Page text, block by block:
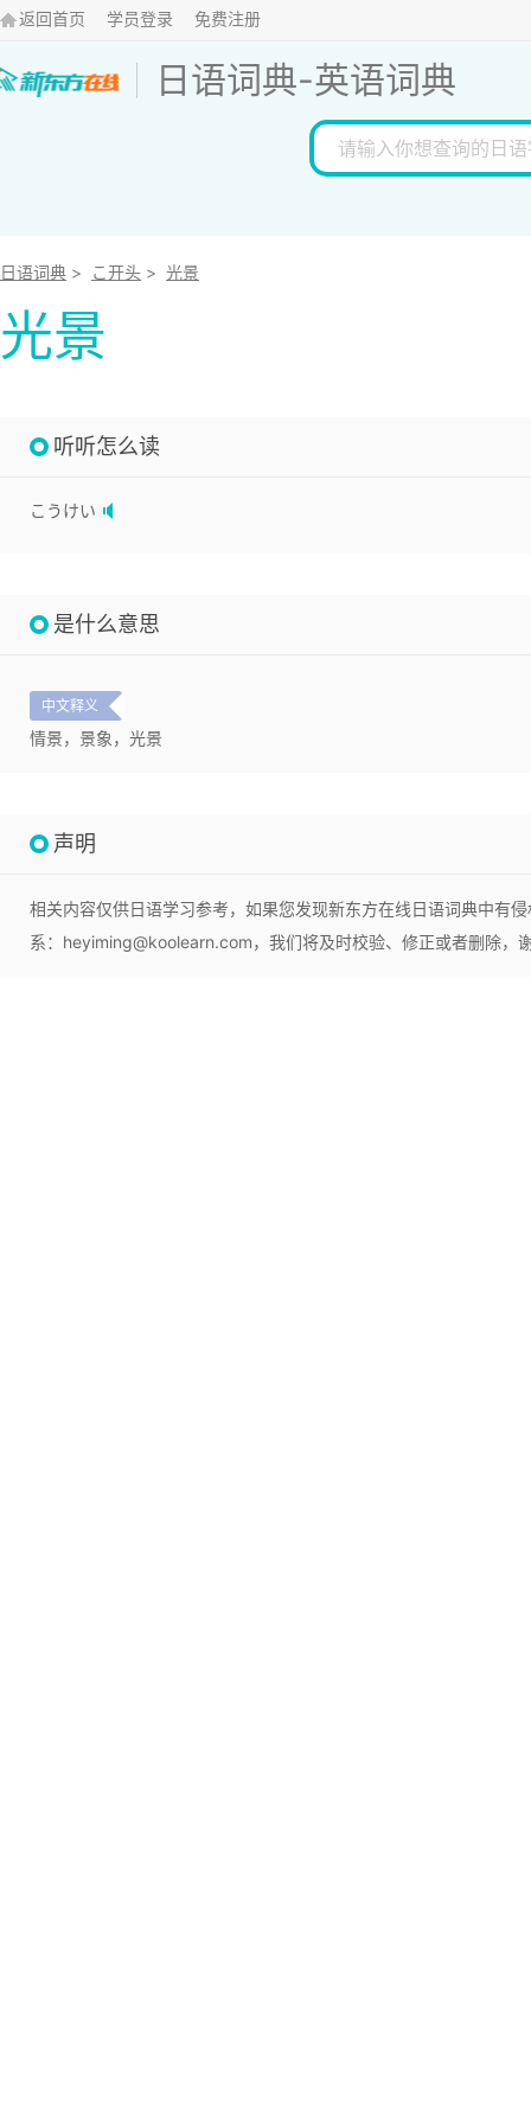
返回首页 学员登录 免费注册
日语词典-英语词典
日语词典 > こ开头 > 光景
光景
听听怎么读
こうけい
是什么意思
中文释义
情景，景象，光景
声明
相关内容仅供日语学习参考，如果您发现新东方在线日语词典中有
系：heyiming@koolearn.com，我们将及时校验、修正或者删除，